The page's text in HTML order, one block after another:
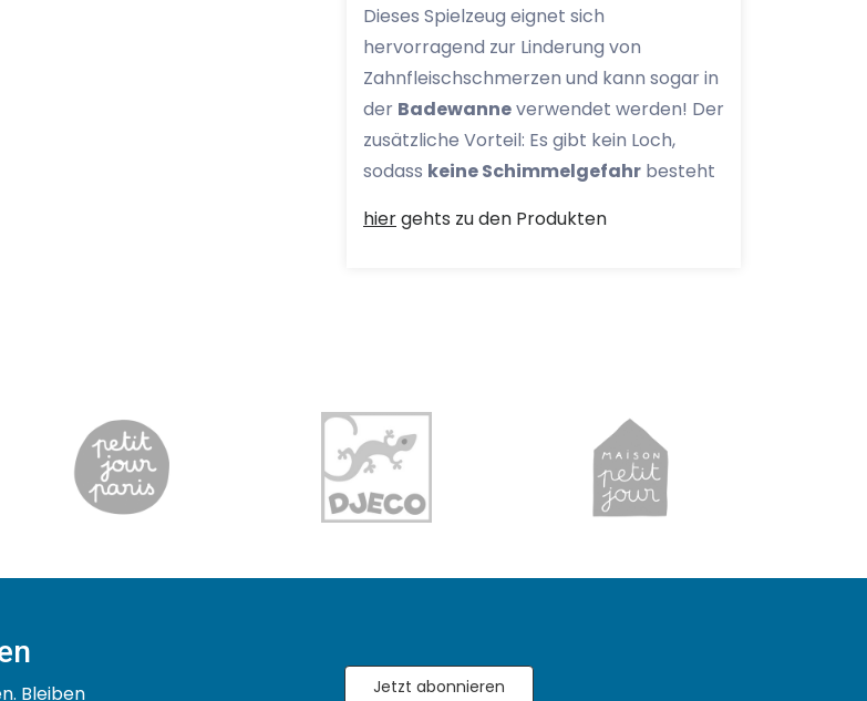
Dieses Spielzeug eignet sich
hervorragend zur Linderung von
Zahnfleischschmerzen und kann sogar in
der Badewanneverwendet werden! Der
zusätzliche Vorteil: Es gibt kein Loch,
sodass keine Schimmelgefahr besteht
hiergehts zu den Produkten
Bleiben Jetzt abonnieren